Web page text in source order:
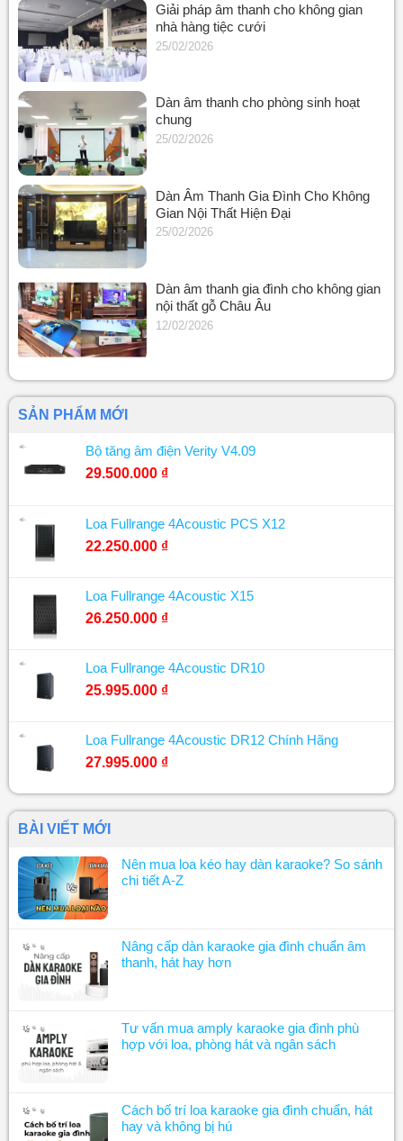
Giải pháp âm thanh cho không gian
nhà hàng tiệc cưới
25/02/2026
Dàn âm thanh cho phòng sinh hoạt
chung
25/02/2026
Dàn Âm Thanh Gia Đình Cho Không
Gian Nội Thất Hiện Đại
25/02/2026
Dàn âm thanh gia đình cho không gian
nội thất gỗ Châu Âu
12/02/2026
SẢN PHẨM MỚI
Bộ tăng âm điện Verity V4.09
29.500.000 ₫
Loa Fullrange 4Acoustic PCS X12
22.250.000 ₫
Loa Fullrange 4Acoustic X15
26.250.000 ₫
Loa Fullrange 4Acoustic DR10
25.995.000 ₫
Loa Fullrange 4Acoustic DR12 Chính Hãng
27.995.000 ₫
BÀI VIẾT MỚI
Nên mua loa kéo hay dàn karaoke? So sánh
chi tiết A-Z
Nâng cấp dàn karaoke gia đình chuẩn âm
thanh, hát hay hơn
Tư vấn mua amply karaoke gia đình phù
hợp với loa, phòng hát và ngân sách
Cách bố trí loa karaoke gia đình chuẩn, hát
hay và không bị hú